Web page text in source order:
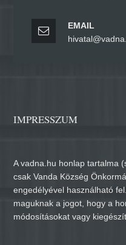
EMAIL
IMPRESSZUM
A vadna.hu honlap tartalma
csak Vanda Község
engedélyével használható
maguknak a jogot, hogy a
módosításokat vagy